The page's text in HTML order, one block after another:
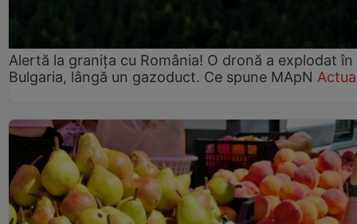
Alertă la granița cu România! O dronă a explodat în
Bulgaria, lângă un gazoduct. Ce spune MApN